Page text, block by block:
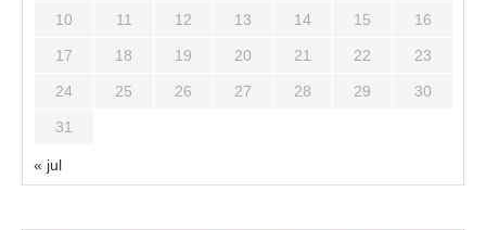
10 11 12 13 14 15 16
17 18 19 20 21 22 23
24 25 26 27 28 29 30
31
« jul